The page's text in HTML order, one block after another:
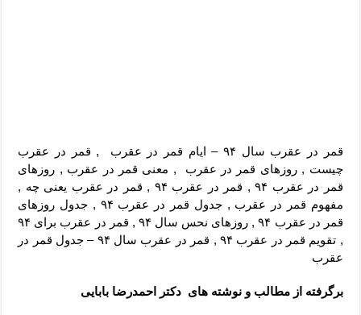
قمر در عقرب سال ۹۴ – ایام قمر در عقرب , قمر در عقرب
چیست , روزهای قمر در عقرب , معنی قمر در عقرب , روزهای
قمر در عقرب ۹۴ , قمر در عقرب ۹۴ , قمر در عقرب یعنی چه ,
مفهوم قمر در عقرب , جدول قمر در عقرب ۹۴ , جدول روزهای
قمر در عقرب ۹۴ , روزهای نحس سال ۹۴ , قمر در عقرب برای ۹۴
, تقویم قمر در عقرب ۹۴ , قمر در عقرب سال ۹۴ – جدول قمر در
عقرب
برگرفته از مطالب و نوشته های دکتر احمدرضا بابایی